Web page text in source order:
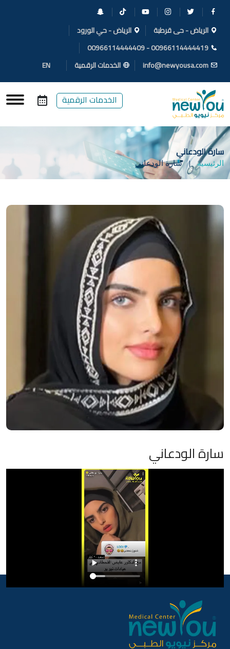
الرياض - حى قرطبة
الرياض - حي الورود
00966114444419
-
00966114444409
info@newyousa.com
الخدمات الرقمية EN
الخدمات الرقمية
سارة الودعاني
الرئيسية سارة الودعاني
سارة الودعاني